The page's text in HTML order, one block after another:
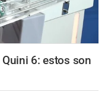
Quini 6: estos son